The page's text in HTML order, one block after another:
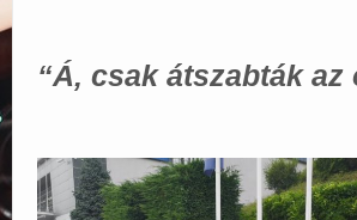
Galéria
Elérhetőségek
“Á, csak átszabták az